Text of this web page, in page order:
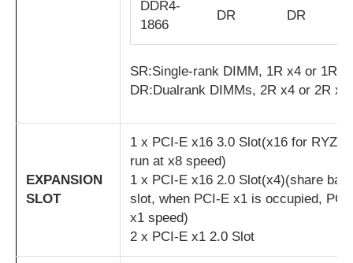
DDR4-
1866
DR DR
SR:Single-rank DIMM, 1R x4 or 1R
DR:Dualrank DIMMs, 2R x4 or 2R x8
EXPANSION
SLOT
1 x PCI-E x16 3.0 Slot(x16 for
run at x8 speed)
1 x PCI-E x16 2.0 Slot(x4)(share
slot, when PCI-E x1 is occupied,
x1 speed)
2 x PCI-E x1 2.0 Slot